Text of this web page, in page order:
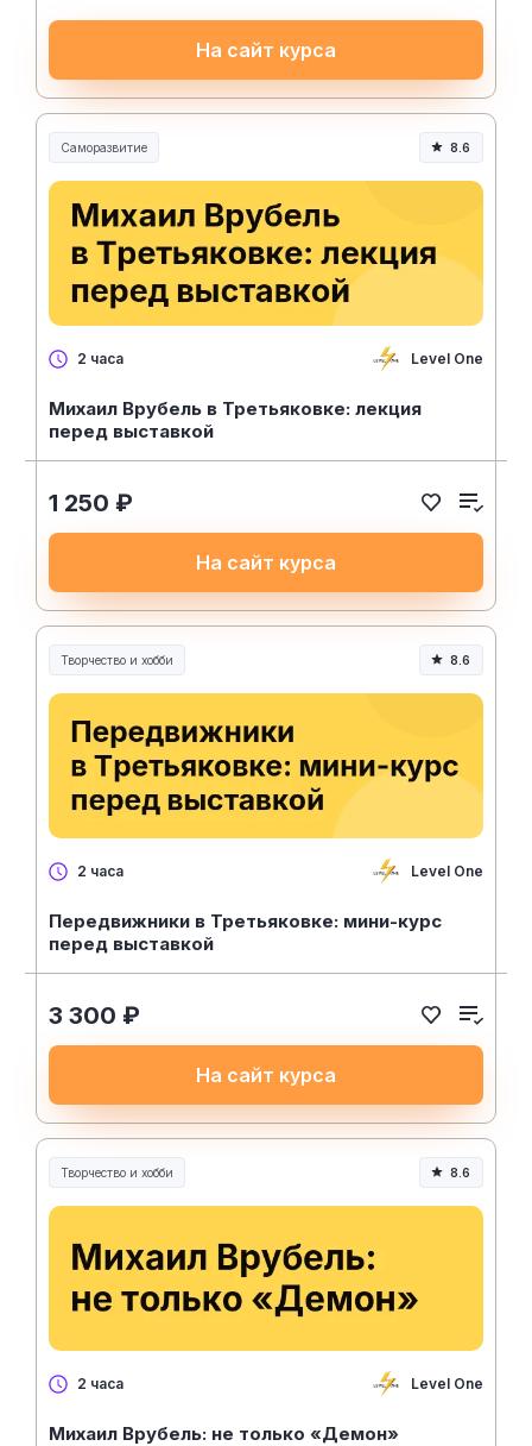
На сайт курса
Саморазвитие 8.6
2 часа Level One
Михаил Врубель в Третьяковке: лекция
перед выставкой
1 250 ₽
На сайт курса
Творчество и хобби
Творчество, контент и хобби
8.6
2 часа Level One
Передвижники в Третьяковке: мини-курс
перед выставкой
3 300 ₽
На сайт курса
Творчество и хобби
Творчество, контент и хобби
8.6
2 часа Level One
Михаил Врубель: не только «Демон»